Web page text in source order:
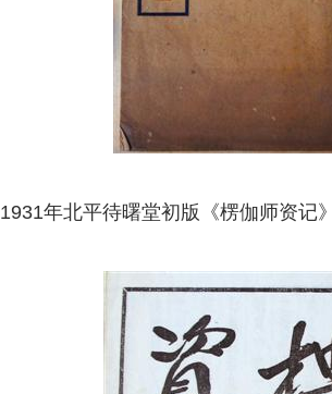
1931年北平待曙堂初版《楞伽师资记